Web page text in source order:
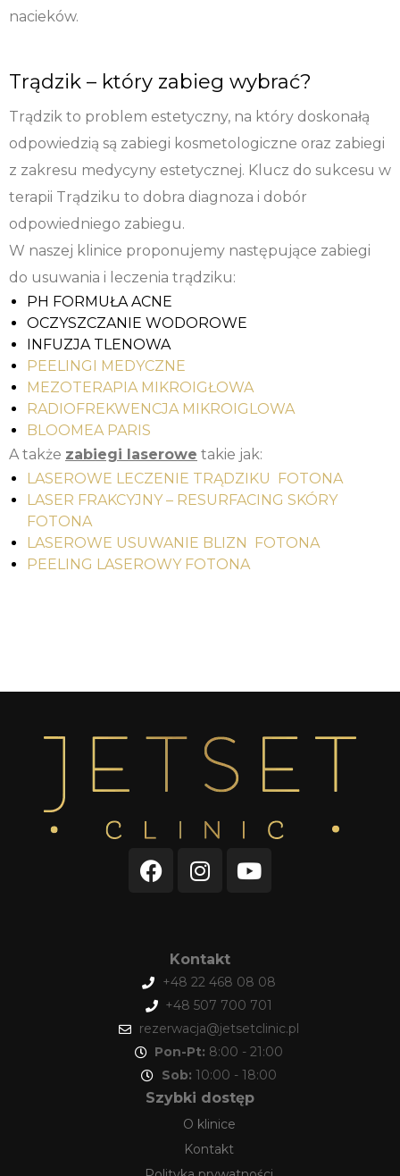
nacieków.
Trądzik – który zabieg wybrać?
Trądzik to problem estetyczny, na który doskonałą
odpowiedzią są zabiegi kosmetologiczne oraz zabiegi
z zakresu medycyny estetycznej. Klucz do sukcesu w
terapii Trądziku to dobra diagnoza i dobór
odpowiedniego zabiegu.
W naszej klinice proponujemy następujące zabiegi
do usuwania i leczenia trądziku:
PH FORMUŁA ACNE
OCZYSZCZANIE WODOROWE
INFUZJA TLENOWA
PEELINGI MEDYCZNE
MEZOTERAPIA MIKROIGŁOWA
RADIOFREKWENCJA MIKROIGLOWA
BLOOMEA PARIS
A także zabiegi laserowe takie jak:
LASEROWE LECZENIE TRĄDZIKU FOTONA
LASER FRAKCYJNY – RESURFACING SKÓRY
FOTONA
LASEROWE USUWANIE BLIZN FOTONA
PEELING LASEROWY FOTONA
Kontakt
+48 22 468 08 08
+48 507 700 701
rezerwacja@jetsetclinic.pl
Pon-Pt: 8:00 - 21:00
Sob: 10:00 - 18:00
Szybki dostęp
O klinice
Kontakt